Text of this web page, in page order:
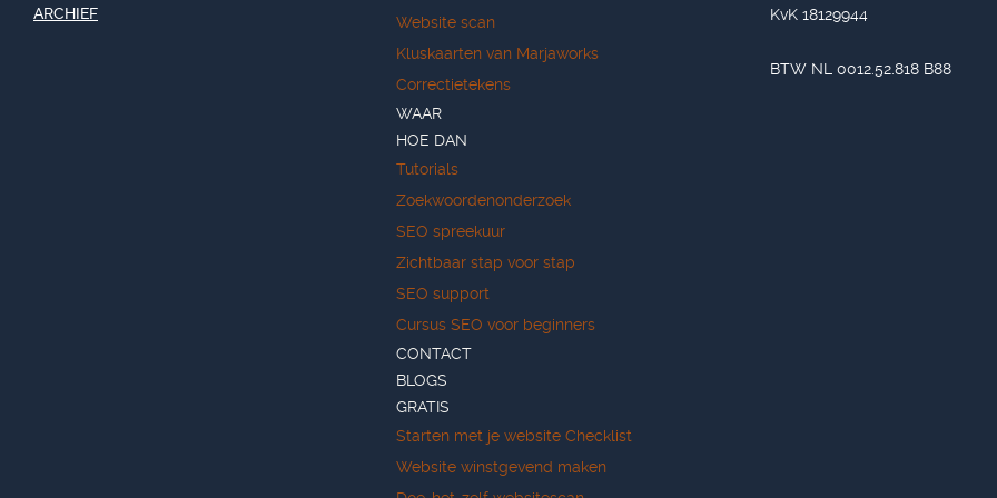
ARCHIEF
Website scan
Kluskaarten van Marjaworks
Correctietekens
WAAR
HOE DAN
Tutorials
Zoekwoordenonderzoek
SEO spreekuur
Zichtbaar stap voor stap
SEO support
Cursus SEO voor beginners
CONTACT
BLOGS
GRATIS
Starten met je website Checklist
Website winstgevend maken
KvK 18129944
BTW NL 0012.52.818 B88